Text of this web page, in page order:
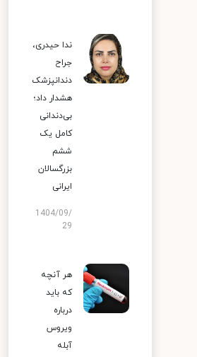
ندا حیدری،
جراح
دندانپزشک
هشدار داد؛
بی‌دندانی
کامل یک
ششم
بزرگسالان
ایرانی
1404/09/
29
هر آنچه
که باید
درباره
ویروس
آبله